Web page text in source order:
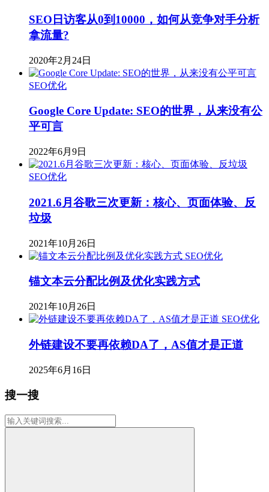
SEO日访客从0到10000，如何从竞争对手分析
拿流量?
2020年2月24日
SEO优化
Google Core Update: SEO的世界，从来没有公
平可言
2022年6月9日
SEO优化
2021.6月谷歌三次更新：核心、页面体验、反
垃圾
2021年10月26日
SEO优化
锚文本云分配比例及优化实践方式
2021年10月26日
SEO优化
外链建设不要再依赖DA了，AS值才是正道
2025年6月16日
搜一搜